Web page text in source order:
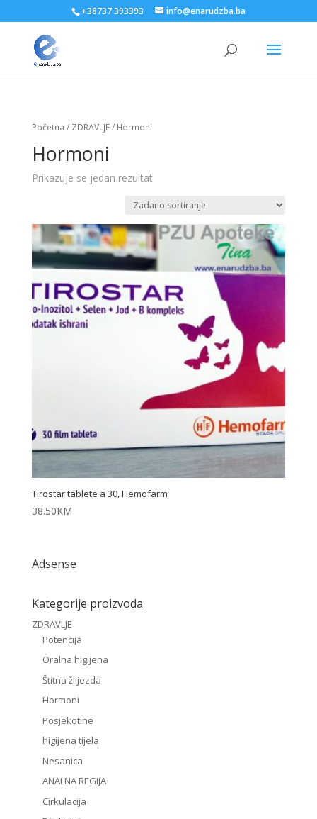
+38737 393393 info@enarudzba.ba
Početna / ZDRAVLJE/ Hormoni
Hormoni
Prikazuje se jedan rezultat
Tirostar tablete a 30, Hemofarm
38.50KM
Adsense
Kategorije proizvoda
ZDRAVLJE
Potencija
Oralna higijena
Štitna žlijezda
Hormoni
Posjekotine
higijena tijela
Nesanica
ANALNA REGIJA
Cirkulacija